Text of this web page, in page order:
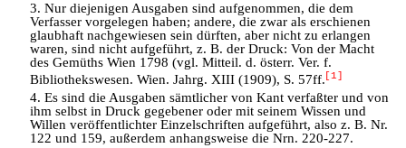
3. Nur diejenigen Ausgaben sind aufgenommen, die dem
Verfasser vorgelegen haben; andere, die zwar als erschienen
glaubhaft nachgewiesen sein dürften, aber nicht zu erlangen
waren, sind nicht aufgeführt, z. B. der Druck: Von der Macht
des Gemüths Wien 1798 (vgl. Mitteil. d. österr. Ver. f.
Bibliothekswesen. Wien. Jahrg. XIII (1909), S. 57ff. [1]
4. Es sind die Ausgaben sämtlicher von Kant verfaßter und von
ihm selbst in Druck gegebener oder mit seinem Wissen und
Willen veröffentlichter Einzelschriften aufgeführt, also z. B. Nr.
122 und 159, außerdem anhangsweise die Nrn. 220-227.